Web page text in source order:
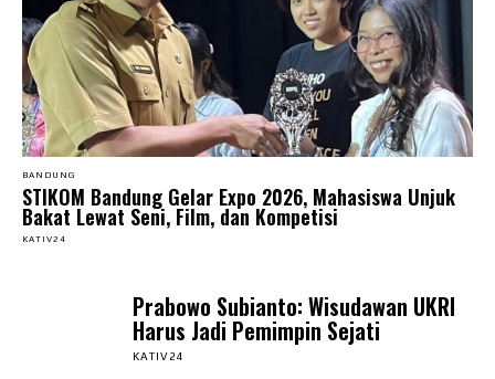
BANDUNG
STIKOM Bandung Gelar Expo 2026, Mahasiswa Unjuk
Bakat Lewat Seni, Film, dan Kompetisi
KATIV24
Prabowo Subianto: Wisudawan UKRI
Harus Jadi Pemimpin Sejati
KATIV24